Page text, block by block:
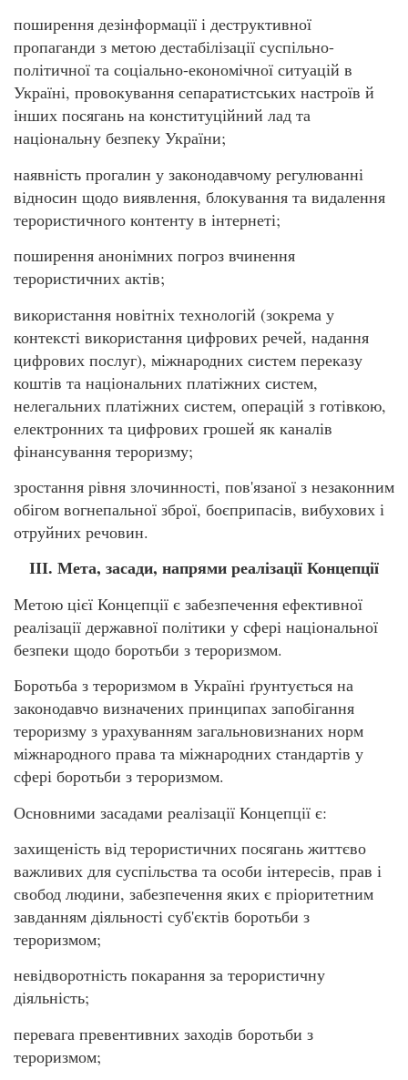
поширення дезінформації і деструктивної
пропаганди з метою дестабілізації суспільно-
політичної та соціально-економічної ситуацій в
Україні, провокування сепаратистських настроїв й
інших посягань на конституційний лад та
національну безпеку України;
наявність прогалин у законодавчому регулюванні
відносин щодо виявлення, блокування та видалення
терористичного контенту в інтернеті;
поширення анонімних погроз вчинення
терористичних актів;
використання новітніх технологій (зокрема у
контексті використання цифрових речей, надання
цифрових послуг), міжнародних систем переказу
коштів та національних платіжних систем,
нелегальних платіжних систем, операцій з готівкою,
електронних та цифрових грошей як каналів
фінансування тероризму;
зростання рівня злочинності, пов'язаної з незаконним
обігом вогнепальної зброї, боєприпасів, вибухових і
отруйних речовин.
ІІІ. Мета, засади, напрями реалізації Концепції
Метою цієї Концепції є забезпечення ефективної
реалізації державної політики у сфері національної
безпеки щодо боротьби з тероризмом.
Боротьба з тероризмом в Україні ґрунтується на
законодавчо визначених принципах запобігання
тероризму з урахуванням загальновизнаних норм
міжнародного права та міжнародних стандартів у
сфері боротьби з тероризмом.
Основними засадами реалізації Концепції є:
захищеність від терористичних посягань життєво
важливих для суспільства та особи інтересів, прав і
свобод людини, забезпечення яких є пріоритетним
завданням діяльності суб'єктів боротьби з
тероризмом;
невідворотність покарання за терористичну
діяльність;
перевага превентивних заходів боротьби з
тероризмом;